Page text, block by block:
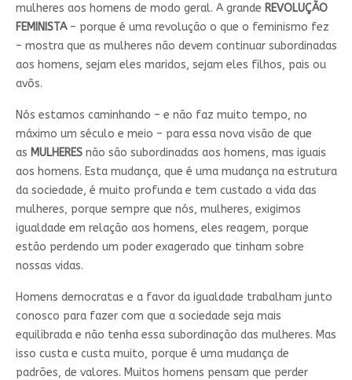
mulheres aos homens de modo geral. A grande REVOLUÇÃO
FEMINISTA – porque é uma revolução o que o feminismo fez
– mostra que as mulheres não devem continuar subordinadas
aos homens, sejam eles maridos, sejam eles filhos, pais ou
avôs.
Nós estamos caminhando – e não faz muito tempo, no
máximo um século e meio – para essa nova visão de que
as MULHERES não são subordinadas aos homens, mas iguais
aos homens. Esta mudança, que é uma mudança na estrutura
da sociedade, é muito profunda e tem custado a vida das
mulheres, porque sempre que nós, mulheres, exigimos
igualdade em relação aos homens, eles reagem, porque
estão perdendo um poder exagerado que tinham sobre
nossas vidas.
Homens democratas e a favor da igualdade trabalham junto
conosco para fazer com que a sociedade seja mais
equilibrada e não tenha essa subordinação das mulheres. Mas
isso custa e custa muito, porque é uma mudança de
padrões, de valores. Muitos homens pensam que perder